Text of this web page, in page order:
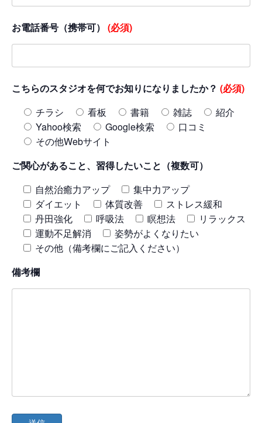
お電話番号（携帯可） (必須)
こちらのスタジオを何でお知りになりましたか？ (必須)
チラシ
看板 書籍 雑誌
紹介
Yahoo検索
Google検索
口コミ
その他Webサイト
ご関心があること、習得したいこと（複数可）
自然治癒力アップ
集中力アップ
ダイエット
体質改善
ストレス緩和
丹田強化
呼吸法 瞑想法
リラックス
運動不足解消
姿勢がよくなりたい
その他（備考欄にご記入ください）
備考欄